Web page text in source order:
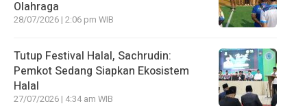
Olahraga
28/07/2026 | 2:06 pm WIB
Tutup Festival Halal, Sachrudin:
Pemkot Sedang Siapkan Ekosistem
Halal
27/07/2026 | 4:34 am WIB